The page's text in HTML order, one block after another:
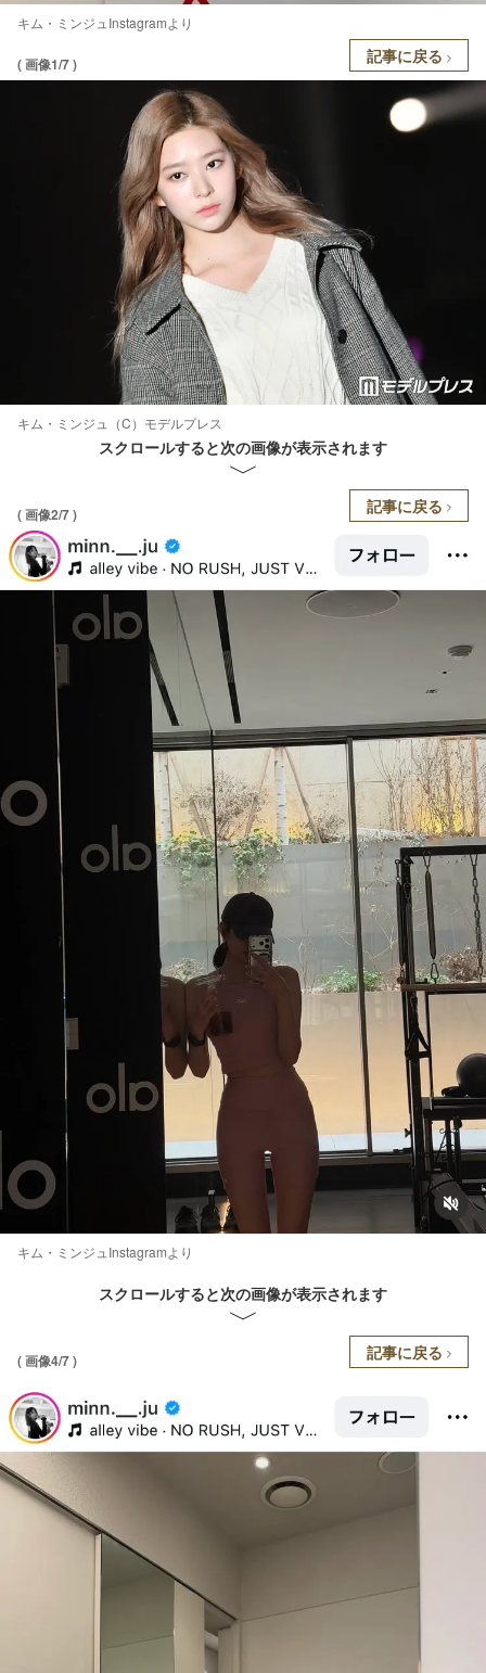
キム・ミンジュInstagramより
( 画像1/7 ) 記事に戻る
キム・ミンジュ（C）モデルプレス
スクロールすると次の画像が表示されます
( 画像2/7 ) 記事に戻る
キム・ミンジュInstagramより
スクロールすると次の画像が表示されます
( 画像4/7 ) 記事に戻る